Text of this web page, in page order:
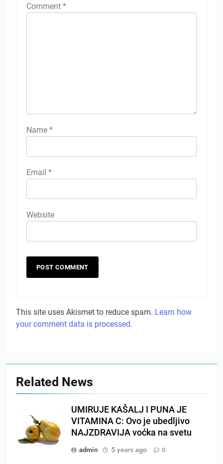
Comment *
Name *
Email *
Website
This site uses Akismet to reduce spam. Learn how
your comment data is processed.
Related News
UMIRUJE KAŠALJ I PUNA JE
VITAMINA C: Ovo je ubedljivo
NAJZDRAVIJA voćka na svetu
admin
5 years ago 0